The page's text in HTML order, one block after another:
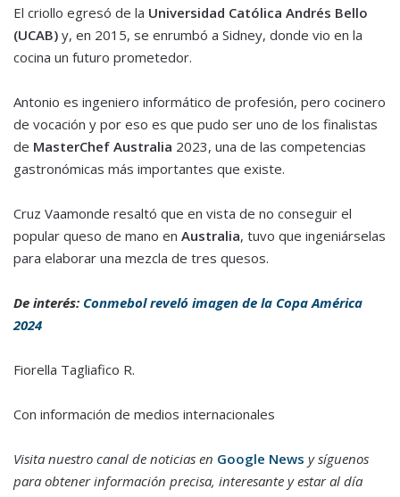
El criollo egresó de la Universidad Católica Andrés Bello
(UCAB) y, en 2015, se enrumbó a Sidney, donde vio en la
cocina un futuro prometedor.
Antonio es ingeniero informático de profesión, pero cocinero
de vocación y por eso es que pudo ser uno de los finalistas
de MasterChef Australia 2023, una de las competencias
gastronómicas más importantes que existe.
Cruz Vaamonde resaltó que en vista de no conseguir el
popular queso de mano en Australia, tuvo que ingeniárselas
para elaborar una mezcla de tres quesos.
De interés: Conmebol reveló imagen de la Copa América
2024
Fiorella Tagliafico R.
Con información de medios internacionales
Visita nuestro canal de noticias en Google News y síguenos
para obtener información precisa, interesante y estar al día